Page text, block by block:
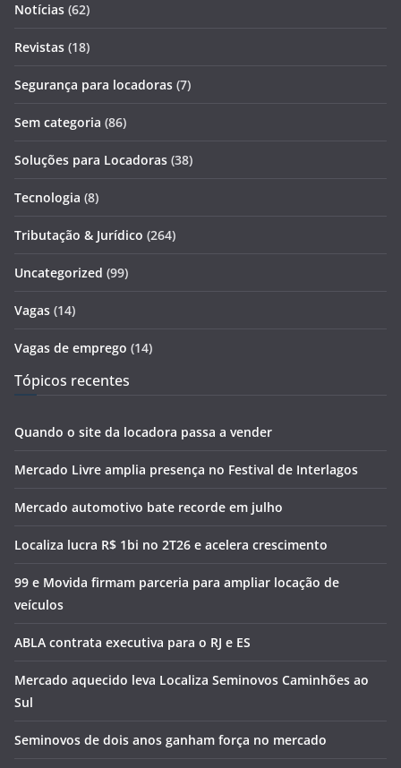
Notícias (62)
Revistas (18)
Segurança para locadoras (7)
Sem categoria (86)
Soluções para Locadoras (38)
Tecnologia (8)
Tributação & Jurídico (264)
Uncategorized (99)
Vagas (14)
Vagas de emprego (14)
Tópicos recentes
Quando o site da locadora passa a vender
Mercado Livre amplia presença no Festival de Interlagos
Mercado automotivo bate recorde em julho
Localiza lucra R$ 1bi no 2T26 e acelera crescimento
99 e Movida firmam parceria para ampliar locação de
veículos
ABLA contrata executiva para o RJ e ES
Mercado aquecido leva Localiza Seminovos Caminhões ao
Sul
Seminovos de dois anos ganham força no mercado